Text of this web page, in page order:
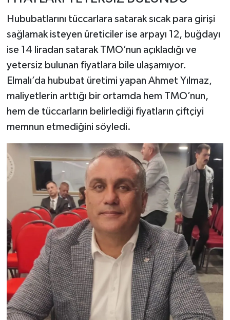
Hububatlarını tüccarlara satarak sıcak para girişi
sağlamak isteyen üreticiler ise arpayı 12, buğdayı
ise 14 liradan satarak TMO’nun açıkladığı ve
yetersiz bulunan fiyatlara bile ulaşamıyor.
Elmalı’da hububat üretimi yapan Ahmet Yılmaz,
maliyetlerin arttığı bir ortamda hem TMO’nun,
hem de tüccarların belirlediği fiyatların çiftçiyi
memnun etmediğini söyledi.